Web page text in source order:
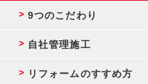
9つのこだわり
自社管理施工
リフォームのすすめ方